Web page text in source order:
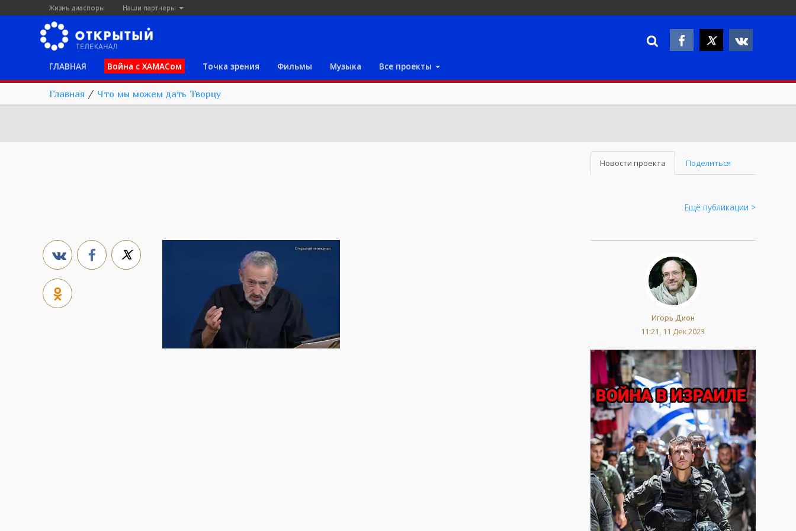
Жизнь диаспоры Наши партнеры
ГЛАВНАЯ Война с ХАМАСом Точка зрения Фильмы Музыка Все проекты
Главная / Что мы можем дать Творцу
Новости проекта Поделиться
Ещё публикации >
Игорь Дион
11:21, 11 Дек 2023